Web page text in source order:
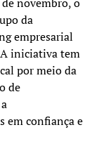
novembro, o
da
empresarial
iniciativa tem
por meio da
de
em confiança e